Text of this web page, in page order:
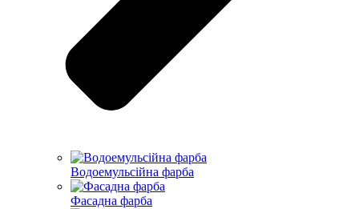
Водоемульсійна фарба
Фасадна фарба